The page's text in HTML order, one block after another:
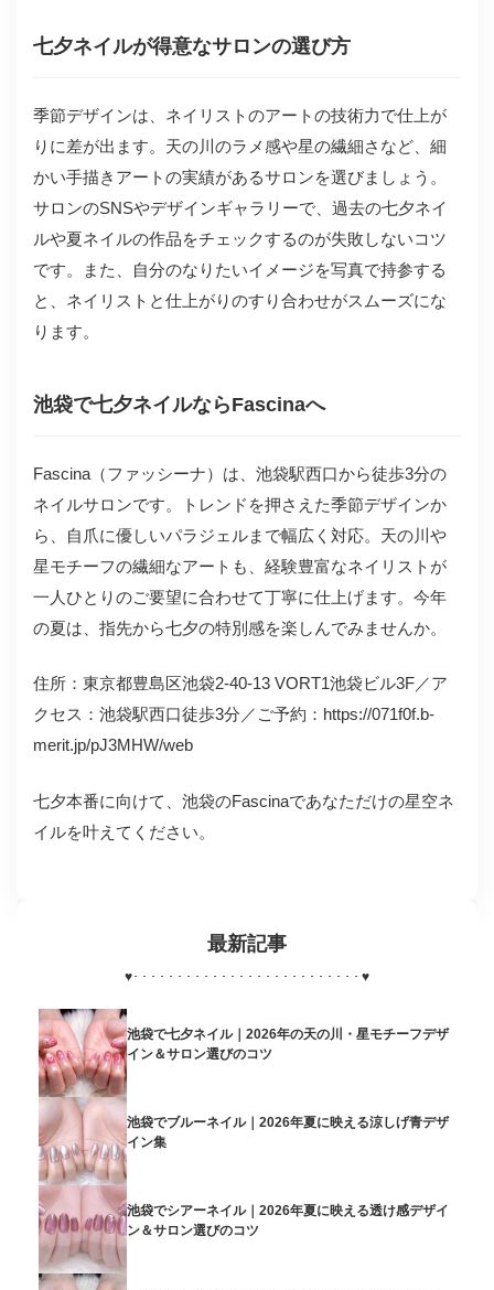
七夕ネイルが得意なサロンの選び方
季節デザインは、ネイリストのアートの技術力で仕上が
りに差が出ます。天の川のラメ感や星の繊細さなど、細
かい手描きアートの実績があるサロンを選びましょう。
サロンのSNSやデザインギャラリーで、過去の七夕ネイ
ルや夏ネイルの作品をチェックするのが失敗しないコツ
です。また、自分のなりたいイメージを写真で持参する
と、ネイリストと仕上がりのすり合わせがスムーズにな
ります。
池袋で七夕ネイルならFascinaへ
Fascina（ファッシーナ）は、池袋駅西口から徒歩3分の
ネイルサロンです。トレンドを押さえた季節デザインか
ら、自爪に優しいパラジェルまで幅広く対応。天の川や
星モチーフの繊細なアートも、経験豊富なネイリストが
一人ひとりのご要望に合わせて丁寧に仕上げます。今年
の夏は、指先から七夕の特別感を楽しんでみませんか。
住所：東京都豊島区池袋2-40-13 VORT1池袋ビル3F／ア
クセス：池袋駅西口徒歩3分／ご予約：https://071f0f.b-
merit.jp/pJ3MHW/web
七夕本番に向けて、池袋のFascinaであなただけの星空ネ
イルを叶えてください。
最新記事
♥･･････････････････････････ ♥
池袋で七夕ネイル｜2026年の天の川・星モチーフデザ
イン＆サロン選びのコツ
池袋でブルーネイル｜2026年夏に映える涼しげ青デザ
イン集
池袋でシアーネイル｜2026年夏に映える透け感デザイ
ン＆サロン選びのコツ